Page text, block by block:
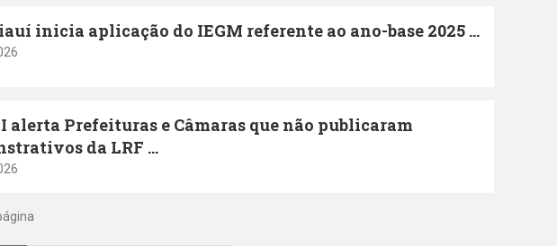
inicia aplicação do IEGM referente ao ano-base 2025 ...
alerta Prefeituras e Câmaras que não publicaram
da LRF ...